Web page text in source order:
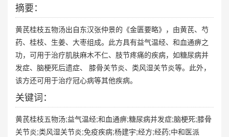
摘要：
黄芪桂枝五物汤出自东汉张仲景的《金匮要略》，由黄芪、芍
药、桂枝、生姜、大枣组成。此方具有益气温经、和血通痹之
功，可用于治疗肌肤麻木不仁、肢节疼痛的疾病，如糖尿病并
发症、脑梗死后遗症、 膝骨关节炎、类风湿关节炎等。此外，
该方还可用于治疗冠心病等其他疾病。
关键词：
黄芪桂枝五物汤;益气温经;和血通痹;糖尿病并发症;脑梗死;膝骨
关节炎;类风湿关节炎;免疫疾病;杨建宇;经方;经药;中和医派